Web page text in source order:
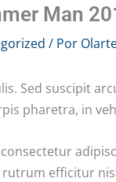
Man
/ Por
Sed suscipit
pharetra, in
efficitur